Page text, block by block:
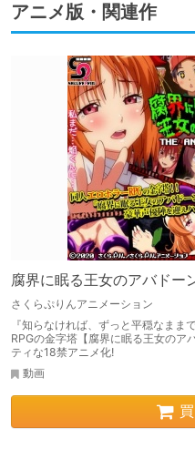
アニメ版・関連作
腐界に眠る王女のアバドー
さくらぷりんアニメーション
『知らなければ、ずっと平穏なま
RPGの金字塔【腐界に眠る王女のア
ティな18禁アニメ化!
動画